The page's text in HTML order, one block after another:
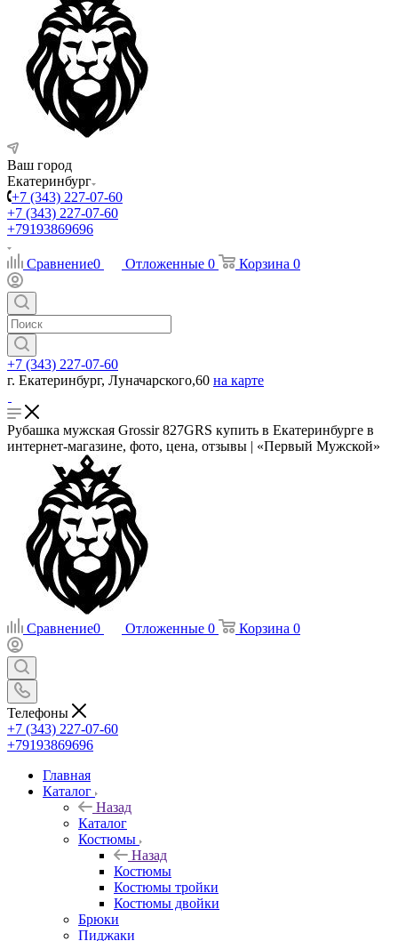
Ваш город
Екатеринбург
+7 (343) 227-07-60
+7 (343) 227-07-60
+79193869696
Сравнение0 Отложенные 0 Корзина 0
+7 (343) 227-07-60
г. Екатеринбург, Луначарского,60 на карте
Рубашка мужская Grossir 827GRS купить в Екатеринбурге в
интернет-магазине, фото, цена, отзывы | «Первый Мужской»
Сравнение0 Отложенные 0 Корзина 0
Телефоны
+7 (343) 227-07-60
+79193869696
Главная
Каталог
Назад
Каталог
Костюмы
Назад
Костюмы
Костюмы тройки
Костюмы двойки
Брюки
Пиджаки